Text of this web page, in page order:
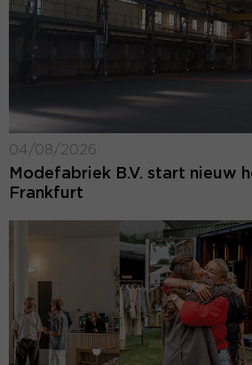
04/08/2026
Modefabriek B.V. start nieuw
Frankfurt